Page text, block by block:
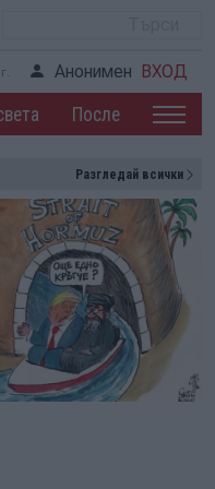
Анонимен ВХОД
После
Разгледай всички